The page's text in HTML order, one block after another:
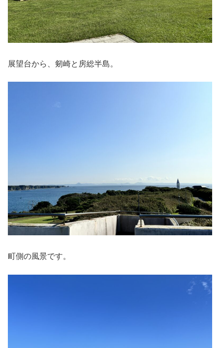
展望台から、剱崎と房総半島。
町側の風景です。